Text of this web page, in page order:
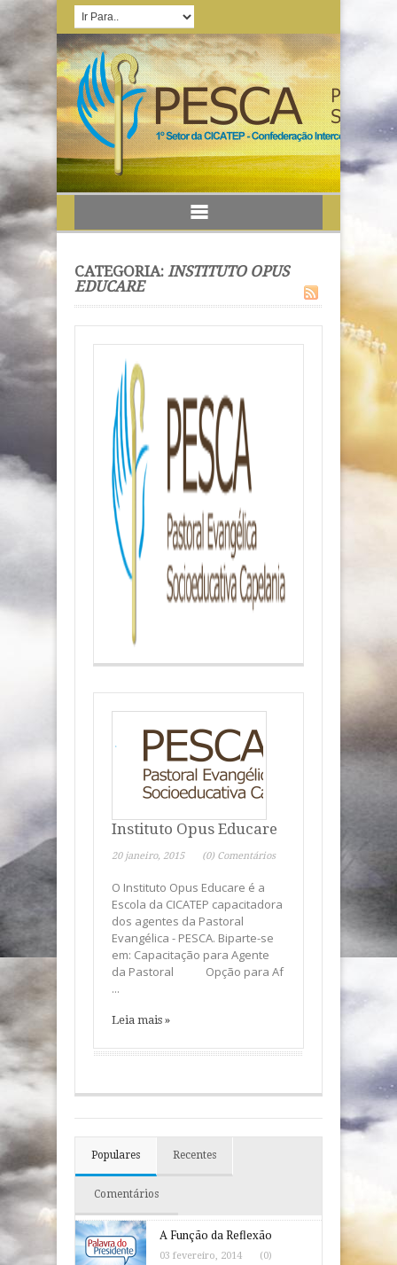
CATEGORIA: INSTITUTO OPUS
EDUCARE
Instituto Opus Educare
20 janeiro, 2015 (0) Comentários
O Instituto Opus Educare é a
Escola da CICATEP capacitadora
dos agentes da Pastoral
Evangélica - PESCA. Biparte-se
em: Capacitação para Agente
da Pastoral Opção para Af
...
Leia mais »
Populares Recentes
Comentários
A Função da Reflexão
03 fevereiro, 2014
(0)